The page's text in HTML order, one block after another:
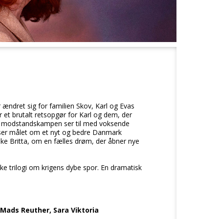
sig for familien Skov, Karl og Evas
et brutalt retsopgør for Karl og dem, der
ser til med voksende
målet om et nyt og bedre Danmark
Britta, om en fælles drøm, der åbner nye
trilogi om krigens dybe spor. En dramatisk
Reuther, Sara Viktoria